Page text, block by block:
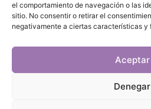
el comportamiento de navegación o las
sitio. No consentir o retirar el
negativamente a ciertas características y
Aceptar
Denegar